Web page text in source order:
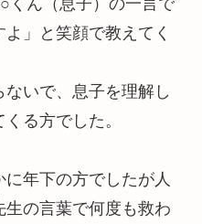
」と笑顔で教えてく
いで、息子を理解し
る方でした。
年下の方でしたが人
の言葉で何度も救わ